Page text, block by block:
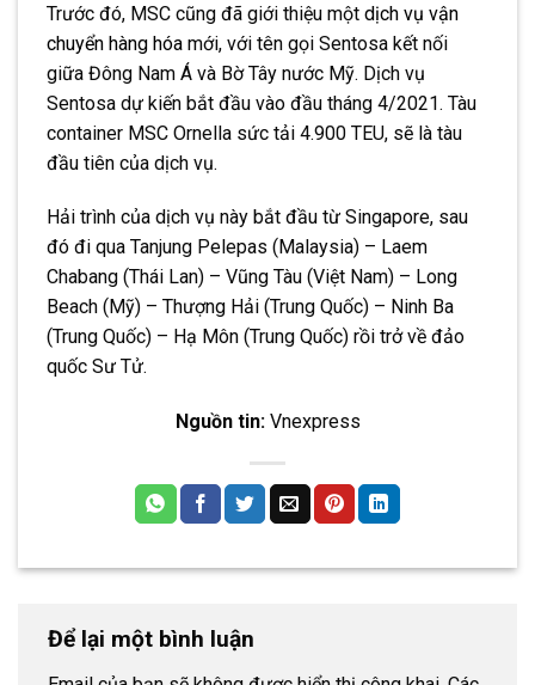
Trước đó, MSC cũng đã giới thiệu một dịch vụ vận
chuyển hàng hóa mới, với tên gọi Sentosa kết nối
giữa Đông Nam Á và Bờ Tây nước Mỹ. Dịch vụ
Sentosa dự kiến bắt đầu vào đầu tháng 4/2021. Tàu
container MSC Ornella sức tải 4.900 TEU, sẽ là tàu
đầu tiên của dịch vụ.
Hải trình của dịch vụ này bắt đầu từ Singapore, sau
đó đi qua Tanjung Pelepas (Malaysia) – Laem
Chabang (Thái Lan) – Vũng Tàu (Việt Nam) – Long
Beach (Mỹ) – Thượng Hải (Trung Quốc) – Ninh Ba
(Trung Quốc) – Hạ Môn (Trung Quốc) rồi trở về đảo
quốc Sư Tử.
Nguồn tin: Vnexpress
Để lại một bình luận